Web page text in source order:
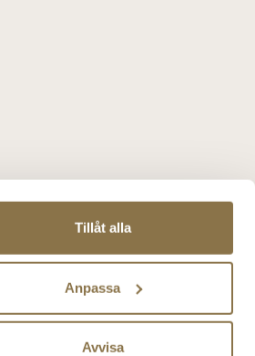
Tillåt alla
Anpassa
Avvisa